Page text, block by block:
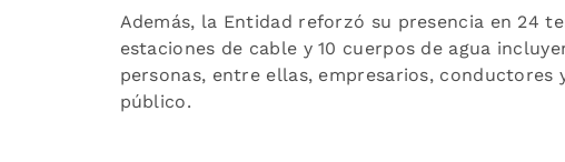
Además, la Entidad reforzó su presencia en 24
estaciones de cable y 10 cuerpos de agua
personas, entre ellas, empresarios,
público.